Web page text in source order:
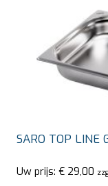
SARO TOP LINE
Uw prijs: € 29,00